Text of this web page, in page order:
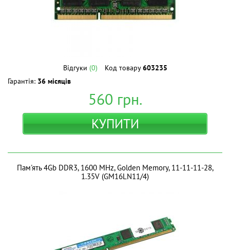
Відгуки (0) Код товару603235
Гарантія: 36 місяців
560 грн.
КУПИТИ
Пам'ять 4Gb DDR3, 1600 MHz, Golden Memory, 11-11-11-28,
1.35V (GM16LN11/4)